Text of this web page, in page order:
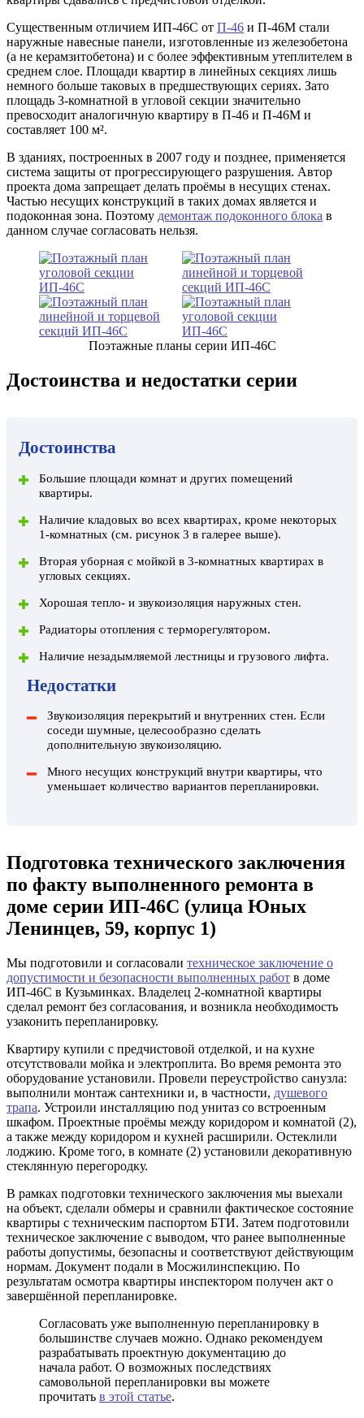
Существенным отличием ИП-46С от П-46 и П-46М стали
наружные навесные панели, изготовленные из железобетона
(а не керамзитобетона) и с более эффективным утеплителем в
среднем слое. Площади квартир в линейных секциях лишь
немного больше таковых в предшествующих сериях. Зато
площадь 3-комнатной в угловой секции значительно
превосходит аналогичную квартиру в П-46 и П-46М и
составляет 100 м².
В зданиях, построенных в 2007 году и позднее, применяется
система защиты от прогрессирующего разрушения. Автор
проекта дома запрещает делать проёмы в несущих стенах.
Частью несущих конструкций в таких домах является и
подоконная зона. Поэтому демонтаж подоконного блока в
данном случае согласовать нельзя.
Поэтажные планы серии ИП-46С
Достоинства и недостатки серии
Достоинства
Большие площади комнат и других помещений
квартиры.
Наличие кладовых во всех квартирах, кроме некоторых
1-комнатных (см. рисунок 3 в галерее выше).
Вторая уборная с мойкой в 3-комнатных квартирах в
угловых секциях.
Хорошая тепло- и звукоизоляция наружных стен.
Радиаторы отопления с терморегулятором.
Наличие незадымляемой лестницы и грузового лифта.
Недостатки
Звукоизоляция перекрытий и внутренних стен. Если
соседи шумные, целесообразно сделать
дополнительную звукоизоляцию.
Много несущих конструкций внутри квартиры, что
уменьшает количество вариантов перепланировки.
Подготовка технического заключения
по факту выполненного ремонта в
доме серии ИП-46С (улица Юных
Ленинцев, 59, корпус 1)
Мы подготовили и согласовали техническое заключение о
допустимости и безопасности выполненных работ в доме
ИП-46С в Кузьминках. Владелец 2-комнатной квартиры
сделал ремонт без согласования, и возникла необходимость
узаконить перепланировку.
Квартиру купили с предчистовой отделкой, и на кухне
отсутствовали мойка и электроплита. Во время ремонта это
оборудование установили. Провели переустройство санузла:
выполнили монтаж сантехники и, в частности, душевого
трапа. Устроили инсталляцию под унитаз со встроенным
шкафом. Проектные проёмы между коридором и комнатой (2),
а также между коридором и кухней расширили. Остеклили
лоджию. Кроме того, в комнате (2) установили декоративную
стеклянную перегородку.
В рамках подготовки технического заключения мы выехали
на объект, сделали обмеры и сравнили фактическое состояние
квартиры с техническим паспортом БТИ. Затем подготовили
техническое заключение с выводом, что ранее выполненные
работы допустимы, безопасны и соответствуют действующим
нормам. Документ подали в Мосжилинспекцию. По
результатам осмотра квартиры инспектором получен акт о
завершённой перепланировке.
Согласовать уже выполненную перепланировку в
большинстве случаев можно. Однако рекомендуем
разрабатывать проектную документацию до
начала работ. О возможных последствиях
самовольной перепланировки вы можете
прочитать в этой статье.